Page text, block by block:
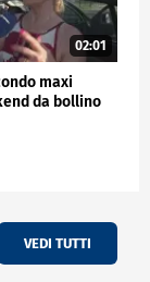
02:01
maxi
da bollino
VEDI TUTTI